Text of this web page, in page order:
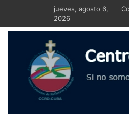
contenido
jueves, agosto 6,
2026